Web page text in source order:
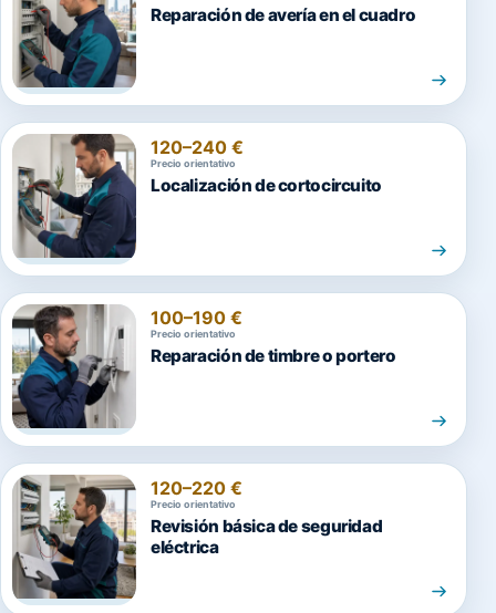
Reparación de avería en el cuadro
120–240 €
Precio orientativo
Localización de cortocircuito
100–190 €
Precio orientativo
Reparación de timbre o portero
120–220 €
Precio orientativo
Revisión básica de seguridad
eléctrica